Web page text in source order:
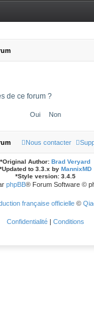
de ce forum ?
Nous contacter
*Original Author: Brad Veryard
*Updated to 3.3.x by MannixMD
*Style version: 3.4.5
phpBB® Forum Software ©
française officielle©
Confidentialité | Conditions